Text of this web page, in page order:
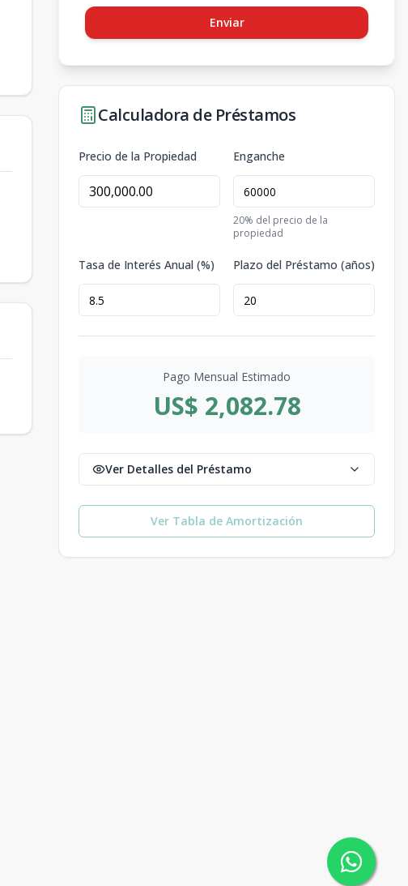
Enviar
Calculadora de Préstamos
Precio de la Propiedad Enganche
20% del precio de la
propiedad
Tasa de Interés Anual (%) Plazo del Préstamo (años)
Pago Mensual Estimado
US$ 2,082.78
Ver Detalles del Préstamo
Ver Tabla de Amortización